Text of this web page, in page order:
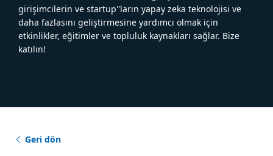
girişimcilerin ve startup''ların yapay zeka teknolojisi ve
daha fazlasını geliştirmesine yardımcı olmak için
etkinlikler, eğitimler ve topluluk kaynakları sağlar. Bize
katılın!
Geri dön